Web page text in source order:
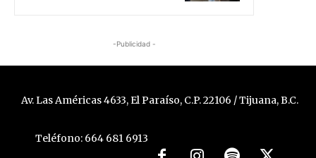
-Publicidad -
Av. Las Américas 4633, El Paraíso, C.P. 22106 / Tijuana, B.C.
Teléfono: 664 681 6913